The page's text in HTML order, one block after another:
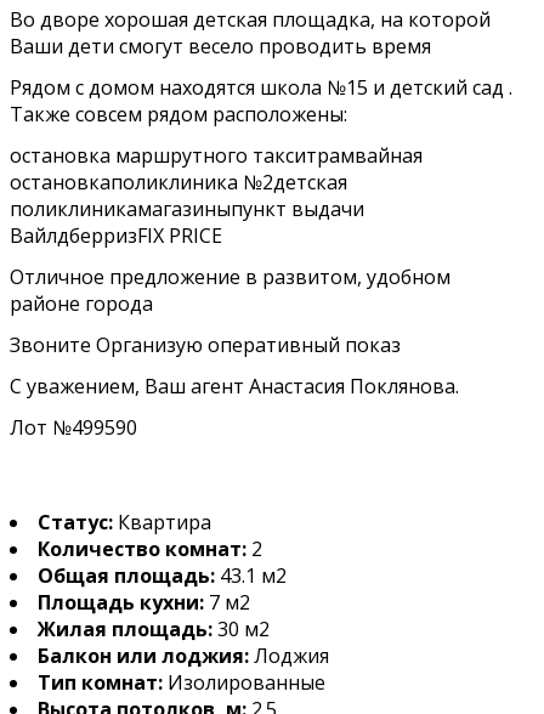
Во дворе хорошая детская площадка, на которой
Ваши дети смогут весело проводить время
Рядом с домом находятся школа №15 и детский сад .
Также совсем рядом расположены:
остановка маршрутного такситрамвайная
остановкаполиклиника №2детская
поликлиникамагазиныпункт выдачи
ВайлдберризFIX PRICE
Отличное предложение в развитом, удобном
районе города
Звоните Организую оперативный показ
С уважением, Ваш агент Анастасия Поклянова.
Лот №499590
Статус: Квартира
Количество комнат: 2
Общая площадь: 43.1 м2
Площадь кухни: 7 м2
Жилая площадь:30 м2
Балкон или лоджия:Лоджия
Тип комнат: Изолированные